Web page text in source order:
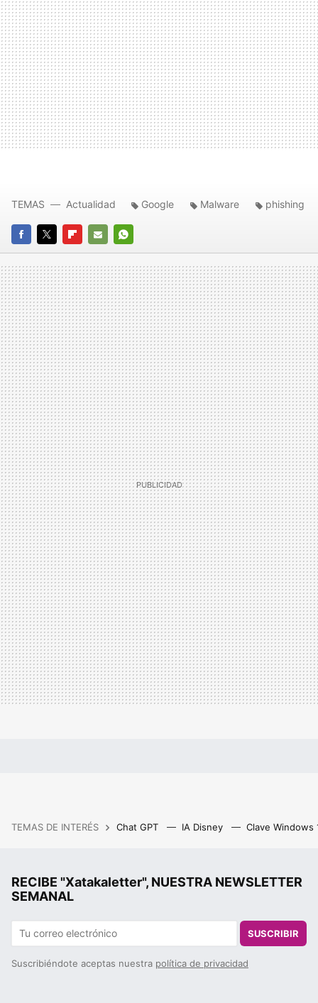
FACEBOOK
TWITTERFLIPBOARD
E-
MAIL
WHATSAPP
TEMAS Actualidad Google Malware phishing
TEMAS DE INTERÉS Chat GPT IA Disney Clave Windows
RECIBE "Xatakaletter", NUESTRA NEWSLETTER
SEMANAL
SUSCRIBIR
Suscribiéndote aceptas nuestra política de privacidad